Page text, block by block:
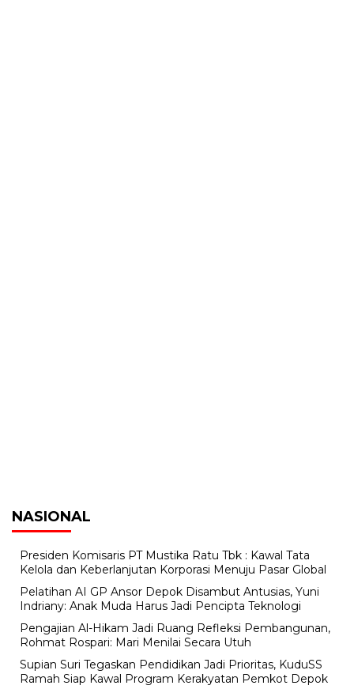
NASIONAL
Presiden Komisaris PT Mustika Ratu Tbk : Kawal Tata
Kelola dan Keberlanjutan Korporasi Menuju Pasar Global
Pelatihan AI GP Ansor Depok Disambut Antusias, Yuni
Indriany: Anak Muda Harus Jadi Pencipta Teknologi
Pengajian Al-Hikam Jadi Ruang Refleksi Pembangunan,
Rohmat Rospari: Mari Menilai Secara Utuh
Supian Suri Tegaskan Pendidikan Jadi Prioritas, KuduSS
Ramah Siap Kawal Program Kerakyatan Pemkot Depok